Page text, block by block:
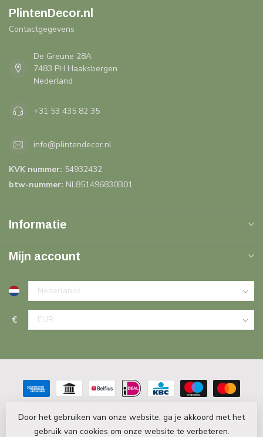
PlintenDecor.nl
Contactgegevens
De Greune 28A
7483 PH Haaksbergen
Nederland
+31 53 435 82 35
info@plintendecor.nl
KVK nummer: 54932432
btw-nummer: NL851496830B01
Informatie
Mijn account
€
© Copyright 2026 PlintenDecor.nl - Powered byLightspeed
Door het gebruiken van onze website, ga je akkoord met het
gebruik van cookies om onze website te verbeteren.